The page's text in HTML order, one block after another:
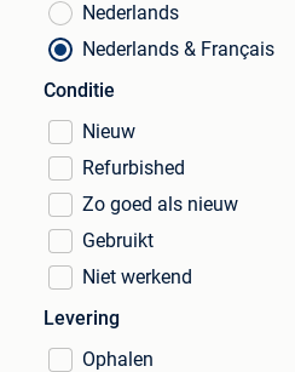
Nederlands
Nederlands & Français
Conditie
Nieuw
Refurbished
Zo goed als nieuw
Gebruikt
Niet werkend
Levering
Ophalen